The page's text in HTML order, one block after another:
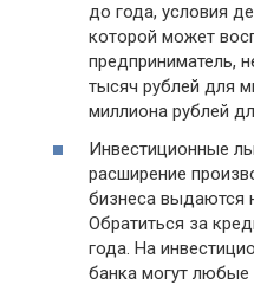
до года, условия
которой может
предприниматель,
тысяч рублей для
миллиона рублей
Инвестиционные
расширение
бизнеса выдаются
Обратиться за
года. На
банка могут